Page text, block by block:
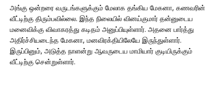
அங்கு ஒன்றரை வருடங்களுக்கும் மேலாக தங்கிய மேகனா, கணவரின்
வீட்டிற்கு திரும்பவில்லை. இந்த நிலையில் வினய்குமார் தன்னுடைய
மனைவிக்கு விவாகரத்து கடிதம் அனுப்பியுள்ளார். அதனை பார்த்து
அதிர்ச்சியடைந்த மேகனா, மனவிரக்தியிலேயே இருந்துள்ளார்.
இருப்பினும், அடுத்த நாளன்று ஆவருடைய மாமியார் குடியிருக்கும்
வீட்டிற்கு சென்றுள்ளார்.